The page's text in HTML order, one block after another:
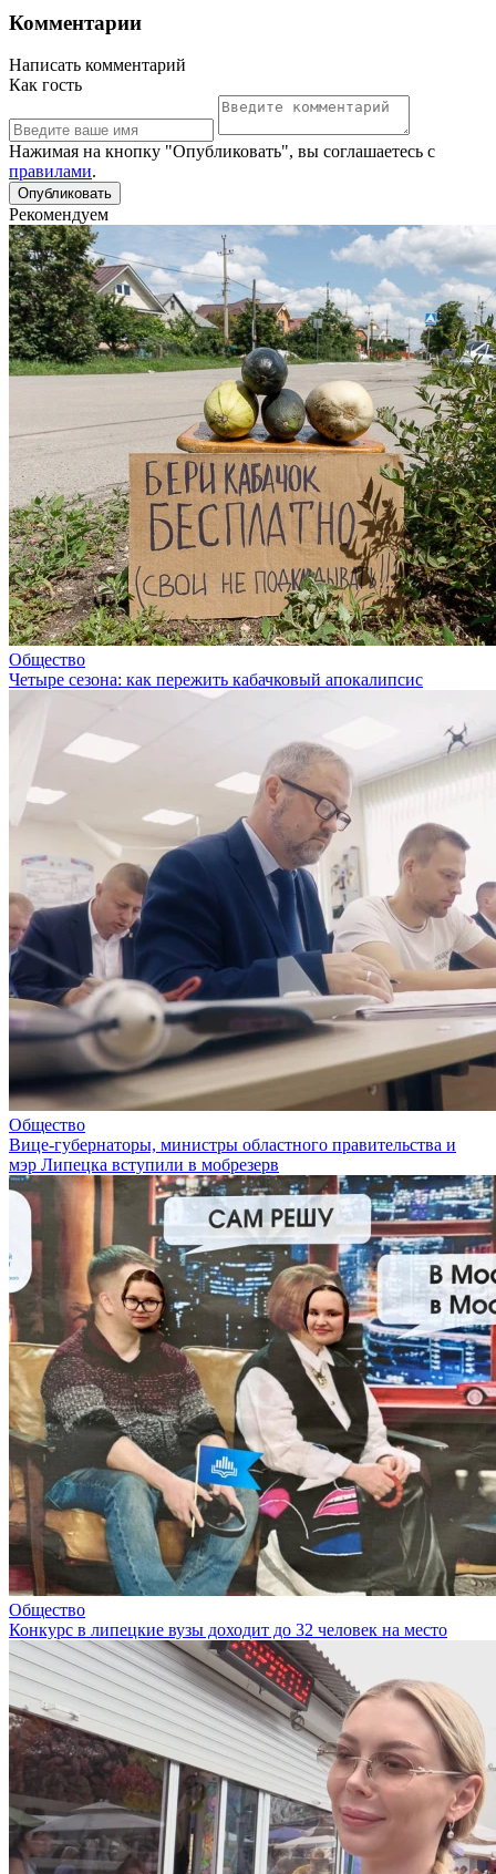
Комментарии
Написать комментарий
Как гость
Нажимая на кнопку "Опубликовать", вы соглашаетесь с
правилами.
Рекомендуем
Общество
Четыре сезона: как пережить кабачковый апокалипсис
Общество
Вице-губернаторы, министры областного правительства и
мэр Липецка вступили в мобрезерв
Общество
Конкурс в липецкие вузы доходит до 32 человек на место